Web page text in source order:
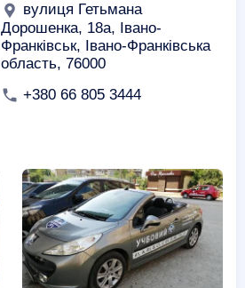
вулиця Гетьмана
Дорошенка, 18а, Івано-
Франківськ, Івано-Франківська
область, 76000
+380 66 805 3444